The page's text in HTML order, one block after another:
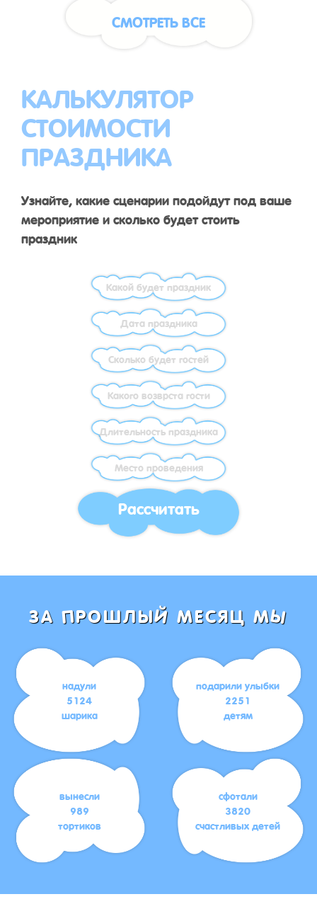
СМОТРЕТЬ ВСЕ
КАЛЬКУЛЯТОР
СТОИМОСТИ
ПРАЗДНИКА
Узнайте, какие сценарии подойдут под ваше
мероприятие и сколько будет стоить
праздник
Рассчитать
ЗА ПРОШЛЫЙ МЕСЯЦ МЫ
надули
5124
шарика
подарили улыбки
2251
детям
вынесли
989
тортиков
сфотали
3820
счастливых детей